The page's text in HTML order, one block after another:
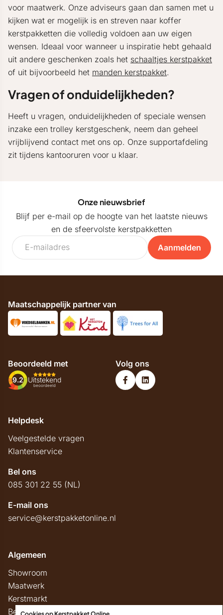
voor maatwerk. Onze adviseurs gaan dan samen met u
kijken wat er mogelijk is en streven naar koffer
kerstpakketten die volledig voldoen aan uw eigen
wensen. Ideaal voor wanneer u inspiratie hebt gehaald
uit andere geschenken zoals het schaaltjes kerstpakket
of uit bijvoorbeeld het manden kerstpakket.
Vragen of onduidelijkheden?
Heeft u vragen, onduidelijkheden of speciale wensen
inzake een trolley kerstgeschenk, neem dan geheel
vrijblijvend contact met ons op. Onze supportafdeling
zit tijdens kantooruren voor u klaar.
Onze nieuwsbrief
Blijf per e-mail op de hoogte van het laatste nieuws
en de sfeervolste kerstpakketten
Aanmelden
Maatschappelijk partner van
Beoordeeld met
9.2 Uitstekend
beoordeeld
Volg ons
Helpdesk
Veelgestelde vragen
Klantenservice
Bel ons
085 301 22 55 (NL)
E-mail ons
service@kerstpakketonline.nl
Algemeen
Showroom
Maatwerk
Kerstmarkt
Belastingregels